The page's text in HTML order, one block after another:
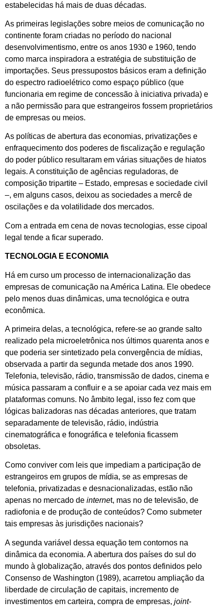
estabelecidas há mais de duas décadas.
As primeiras legislações sobre meios de comunicação no
continente foram criadas no período do nacional
desenvolvimentismo, entre os anos 1930 e 1960, tendo
como marca inspiradora a estratégia de substituição de
importações. Seus pressupostos básicos eram a definição
do espectro radioelétrico como espaço público (que
funcionaria em regime de concessão à iniciativa privada) e
a não permissão para que estrangeiros fossem proprietários
de empresas ou meios.
As políticas de abertura das economias, privatizações e
enfraquecimento dos poderes de fiscalização e regulação
do poder público resultaram em várias situações de hiatos
legais. A constituição de agências reguladoras, de
composição tripartite – Estado, empresas e sociedade civil
–, em alguns casos, deixou as sociedades a mercê de
oscilações e da volatilidade dos mercados.
Com a entrada em cena de novas tecnologias, esse cipoal
legal tende a ficar superado.
TECNOLOGIA E ECONOMIA
Há em curso um processo de internacionalização das
empresas de comunicação na América Latina. Ele obedece
pelo menos duas dinâmicas, uma tecnológica e outra
econômica.
A primeira delas, a tecnológica, refere-se ao grande salto
realizado pela microeletrônica nos últimos quarenta anos e
que poderia ser sintetizado pela convergência de mídias,
observada a partir da segunda metade dos anos 1990.
Telefonia, televisão, rádio, transmissão de dados, cinema e
música passaram a confluir e a se apoiar cada vez mais em
plataformas comuns. No âmbito legal, isso fez com que
lógicas balizadoras nas décadas anteriores, que tratam
separadamente de televisão, rádio, indústria
cinematográfica e fonográfica e telefonia ficassem
obsoletas.
Como conviver com leis que impediam a participação de
estrangeiros em grupos de mídia, se as empresas de
telefonia, privatizadas e desnacionalizadas, estão não
apenas no mercado de internet, mas no de televisão, de
radiofonia e de produção de conteúdos? Como submeter
tais empresas às jurisdições nacionais?
A segunda variável dessa equação tem contornos na
dinâmica da economia. A abertura dos países do sul do
mundo à globalização, através dos pontos definidos pelo
Consenso de Washington (1989), acarretou ampliação da
liberdade de circulação de capitais, incremento de
investimentos em carteira, compra de empresas, joint-